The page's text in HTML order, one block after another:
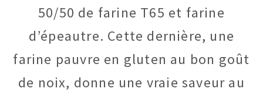
50/50 de farine T65 et farine
d’épeautre. Cette dernière, une
farine pauvre en gluten au bon goût
de noix, donne une vraie saveur au